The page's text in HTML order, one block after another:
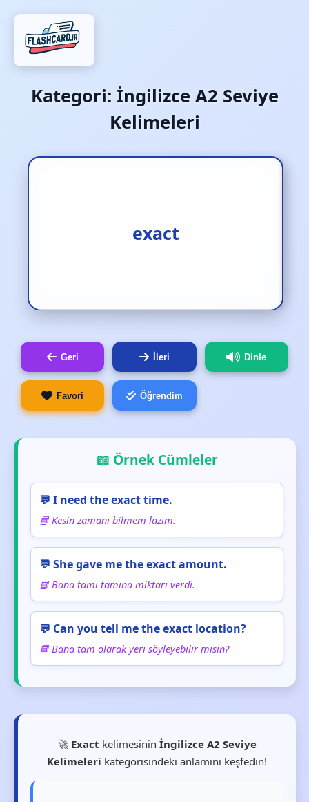
Kategori: İngilizce A2 Seviye
Kelimeleri
exact
[s.] 3.tam [s.]
Geri İleri Dinle
Favori Öğrendim
📖 Örnek Cümleler
💬 I need the exact time.
📘 Kesin zamanı bilmem lazım.
💬 She gave me the exact amount.
📘 Bana tamı tamına miktarı verdi.
💬 Can you tell me the exact location?
📘 Bana tam olarak yeri söyleyebilir misin?
🚀 Exact kelimesinin İngilizce A2 Seviye
Kelimeleri kategorisindeki anlamını keşfedin!